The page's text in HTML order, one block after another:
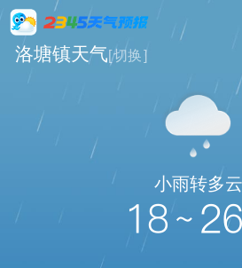
洛塘镇天气[切换]
小雨转多云
18 ~ 26